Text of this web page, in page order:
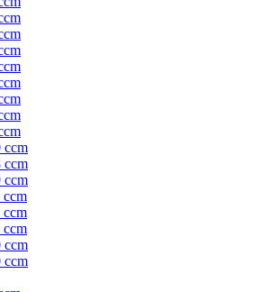
ccm
ccm
ccm
ccm
ccm
ccm
ccm
ccm